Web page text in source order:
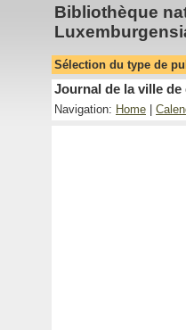
Bibliothèque
Sélection du type de
Journal de la ville de
Navigation: Home